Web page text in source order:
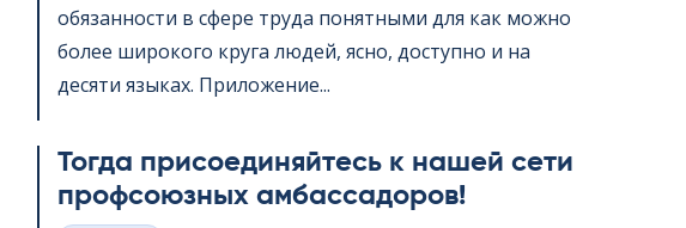
обязанности в сфере труда понятными для как можно
более широкого круга людей, ясно, доступно и на
десяти языках. Приложение...
Тогда присоединяйтесь к нашей сети
профсоюзных амбассадоров!